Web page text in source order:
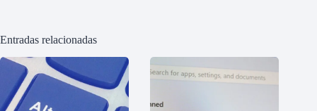
Entradas relacionadas